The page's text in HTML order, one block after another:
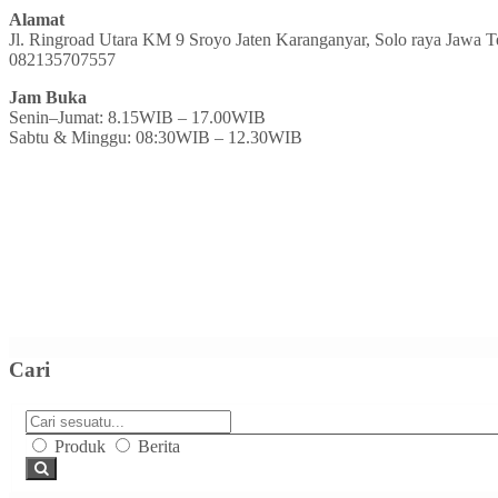
Alamat
Jl. Ringroad Utara KM 9 Sroyo Jaten Karanganyar, Solo raya Jawa
082135707557
Jam Buka
Senin–Jumat: 8.15WIB – 17.00WIB
Sabtu & Minggu: 08:30WIB – 12.30WIB
Cari
Produk Berita